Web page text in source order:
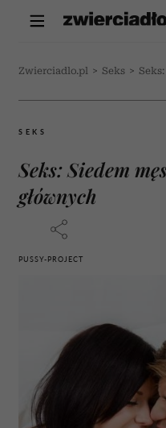
Zwierciadlo.pl > Seks >
SEKS
Seks: Siedem
głównych
PUSSY-PROJECT